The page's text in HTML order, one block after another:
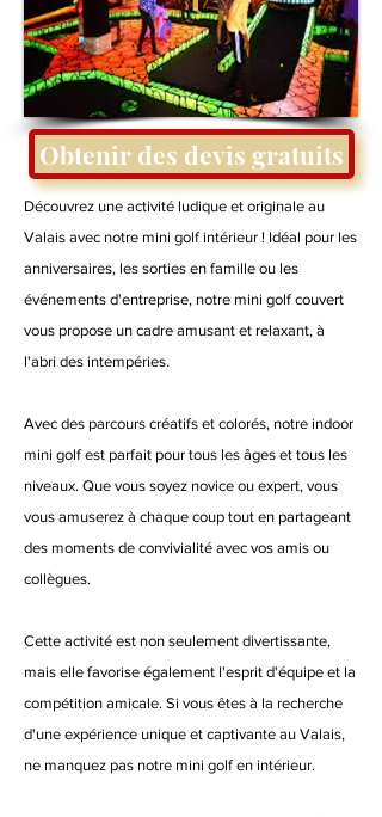
Obtenir des devis gratuits
Découvrez une activité ludique et originale au
Valais avec notre mini golf intérieur ! Idéal pour les
anniversaires, les sorties en famille ou les
événements d'entreprise, notre mini golf couvert
vous propose un cadre amusant et relaxant, à
l'abri des intempéries.
Avec des parcours créatifs et colorés, notre indoor
mini golf est parfait pour tous les âges et tous les
niveaux. Que vous soyez novice ou expert, vous
vous amuserez à chaque coup tout en partageant
des moments de convivialité avec vos amis ou
collègues.
Cette activité est non seulement divertissante,
mais elle favorise également l'esprit d'équipe et la
compétition amicale. Si vous êtes à la recherche
d'une expérience unique et captivante au Valais,
ne manquez pas notre mini golf en intérieur.